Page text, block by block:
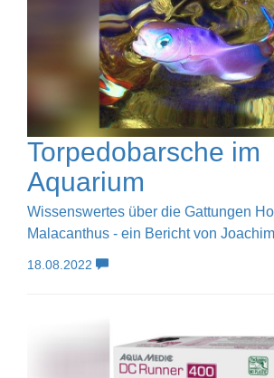
Torpedobarsche im
Aquarium
Wissenswertes über die Gattungen
Malacanthus - ein Bericht von
18.08.2022